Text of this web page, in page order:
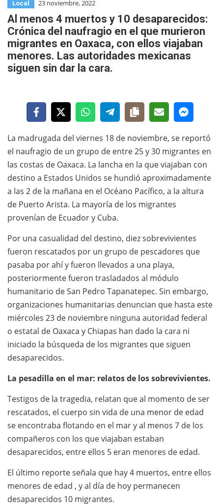
Local 23 noviembre, 2022
Al menos 4 muertos y 10 desaparecidos:
Crónica del naufragio en el que murieron
migrantes en Oaxaca, con ellos viajaban
menores. Las autoridades mexicanas
siguen sin dar la cara.
La madrugada del viernes 18 de noviembre, se reportó
el naufragio de un grupo de entre 25 y 30 migrantes en
las costas de Oaxaca. La lancha en la que viajaban con
destino a Estados Unidos se hundió aproximadamente
a las 2 de la mañana en el Océano Pacífico, a la altura
de Puerto Arista. La mayoría de los migrantes
provenían de Ecuador y Cuba.
Por una casualidad del destino, diez sobrevivientes
fueron rescatados por un grupo de pescadores que
pasaba por ahí y fueron llevados a una playa,
posteriormente fueron trasladados al módulo
humanitario de San Pedro Tapanatepec. Sin embargo,
organizaciones humanitarias denuncian que hasta este
miércoles 23 de noviembre ninguna autoridad federal
o estatal de Oaxaca y Chiapas han dado la cara ni
iniciado la búsqueda de los migrantes que siguen
desaparecidos.
La pesadilla en el mar: relatos de los sobrevivientes.
Testigos de la tragedia, relatan que al momento de ser
rescatados, el cuerpo sin vida de una menor de edad
se encontraba flotando en el mar y al menos 7 de los
compañeros con los que viajaban estaban
desaparecidos, entre ellos 5 eran menores de edad.
El último reporte señala que hay 4 muertos, entre ellos
menores de edad , y al día de hoy permanecen
desaparecidos 10 migrantes.